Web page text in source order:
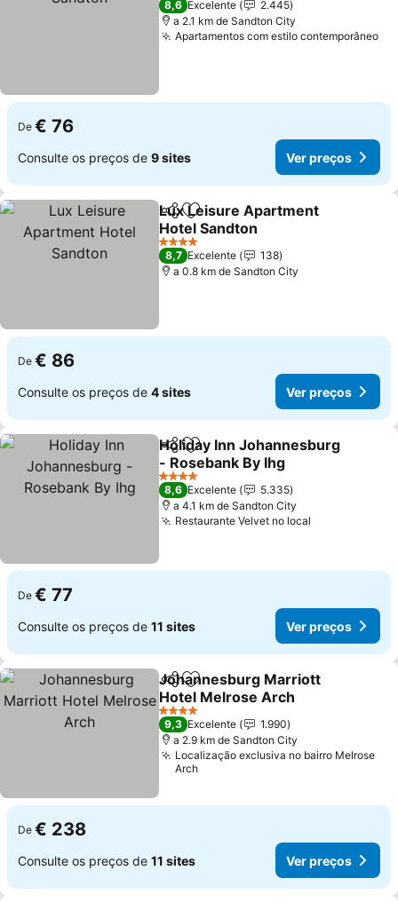
8,6 Excelente
2.445
a 2.1 km de Sandton City
Apartamentos com estilo contemporâneo
De € 76
Consulte os preços de 9 sites Ver preços
PartilharAdicionar aos favoritos
Lux Leisure Apartment
Hotel Sandton
4 Estrelas
8,7 Excelente
138
a 0.8 km de Sandton City
De € 86
Consulte os preços de 4 sites Ver preços
PartilharAdicionar aos favoritos
Holiday Inn Johannesburg
- Rosebank By Ihg
4 Estrelas
8,6 Excelente
5.335
a 4.1 km de Sandton City
Restaurante Velvet no local
De € 77
Consulte os preços de 11 sites Ver preços
PartilharAdicionar aos favoritos
Johannesburg Marriott
Hotel Melrose Arch
4 Estrelas
9,3 Excelente
1.990
a 2.9 km de Sandton City
Localização exclusiva no bairro Melrose
Arch
De € 238
Consulte os preços de 11 sites Ver preços